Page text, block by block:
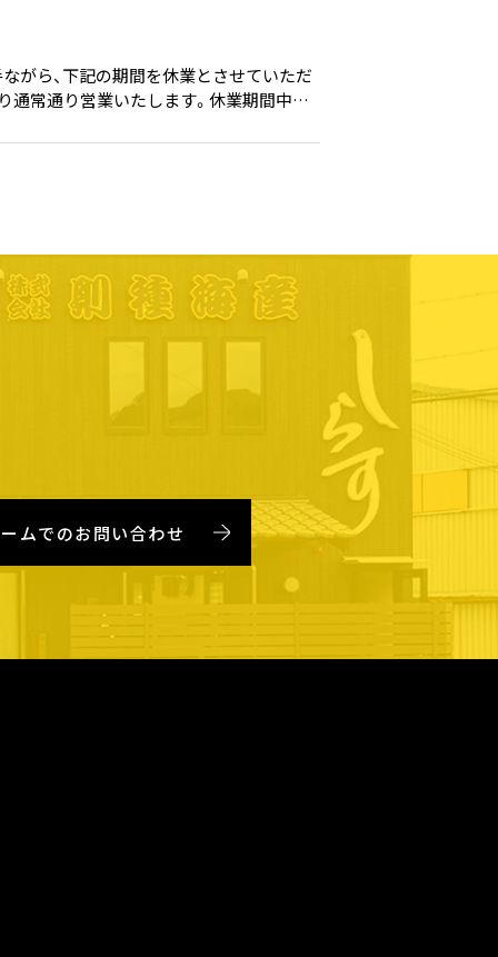
がら、下記の期間を休業とさせていただ
り通常通り営業いたします。休業期間中も
ムでのお問い合わせ